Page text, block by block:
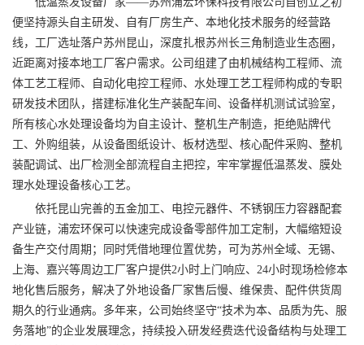
便坚持源头自主研发、自有厂房生产、本地化技术服务的经营路
线，工厂选址落户苏州昆山，深度扎根苏州长三角制造业生态圈，
近距离对接本地工厂客户需求。公司组建了由机械结构工程师、流
体工艺工程师、自动化电控工程师、水处理工艺工程师构成的专职
研发技术团队，搭建标准化生产装配车间、设备样机测试试验室，
所有核心水处理设备均为自主设计、整机生产制造，拒绝贴牌代
工、外购组装，从设备图纸设计、板材选型、核心配件采购、整机
装配调试、出厂检测全部流程自主把控，牢牢掌握低温蒸发、膜处
理水处理设备核心工艺。
依托昆山完善的五金加工、电控元器件、不锈钢压力容器配套
产业链，浦宏环保可以快速完成设备零部件加工定制，大幅缩短设
备生产交付周期；同时凭借地理位置优势，可为苏州全域、无锡、
上海、嘉兴等周边工厂客户提供2小时上门响应、24小时现场检修本
地化售后服务，解决了外地设备厂家售后慢、维保贵、配件供货周
期久的行业通病。多年来，公司始终坚守“技术为本、品质为先、服
务落地”的企业发展理念，持续投入研发经费迭代设备结构与处理工